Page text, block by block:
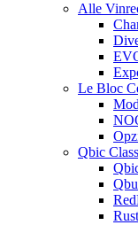
Alle
Le Bloc
Qbic